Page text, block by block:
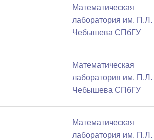
Математичеcкая
лаборатория им. П.Л.
Чебышева СПбГУ
Математичеcкая
лаборатория им. П.Л.
Чебышева СПбГУ
Математичеcкая
лаборатория им. П.Л.